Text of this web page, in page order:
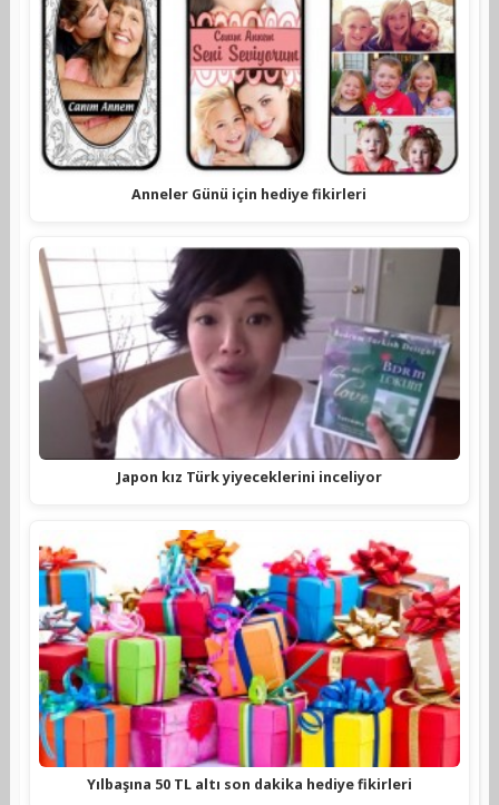
Anneler Günü için hediye fikirleri
Japon kız Türk yiyeceklerini inceliyor
Yılbaşına 50 TL altı son dakika hediye fikirleri